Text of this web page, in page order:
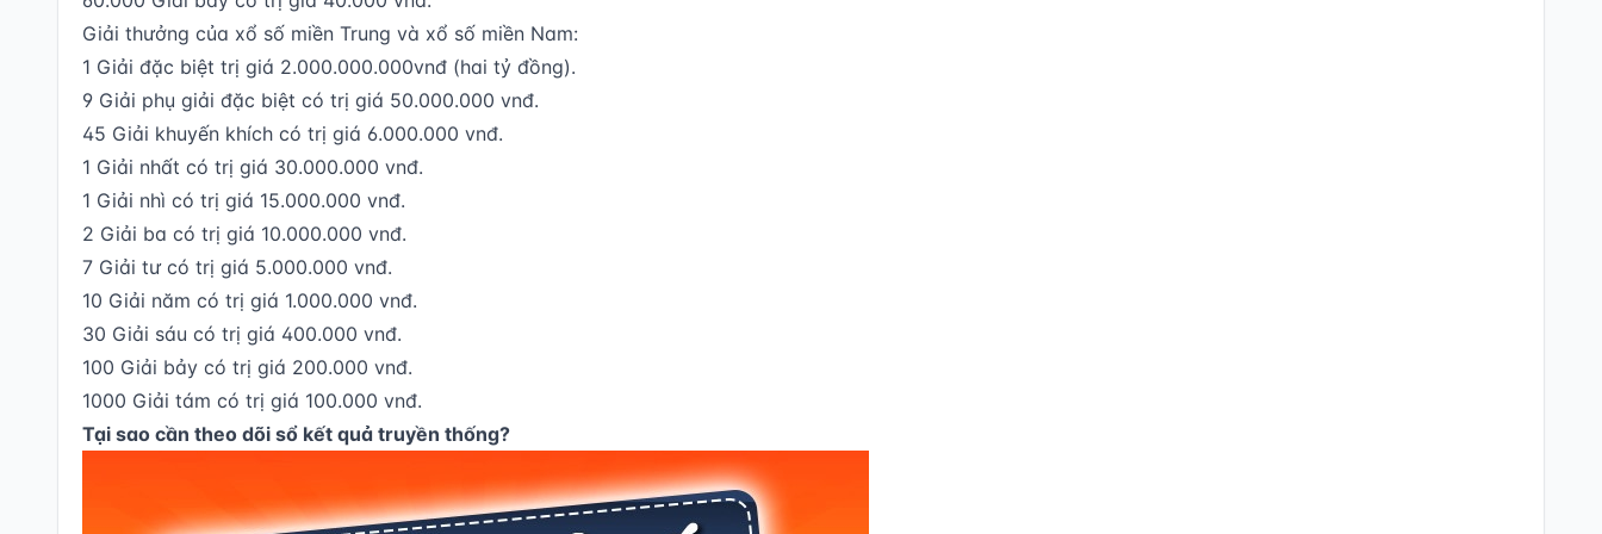
Giải thưởng của xổ số miền Trung và xổ số miền Nam:
1 Giải đặc biệt trị giá 2.000.000.000vnđ (hai tỷ đồng).
9 Giải phụ giải đặc biệt có trị giá 50.000.000 vnđ.
45 Giải khuyến khích có trị giá 6.000.000 vnđ.
1 Giải nhất có trị giá 30.000.000 vnđ.
1 Giải nhì có trị giá 15.000.000 vnđ.
2 Giải ba có trị giá 10.000.000 vnđ.
7 Giải tư có trị giá 5.000.000 vnđ.
10 Giải năm có trị giá 1.000.000 vnđ.
30 Giải sáu có trị giá 400.000 vnđ.
100 Giải bảy có trị giá 200.000 vnđ.
1000 Giải tám có trị giá 100.000 vnđ.
Tại sao cần theo dõi sổ kết quả truyền thống?